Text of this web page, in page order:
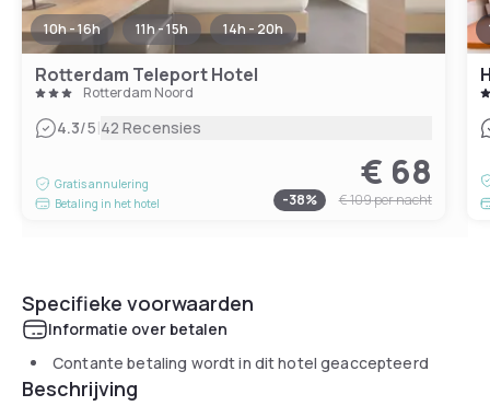
10h - 16h 11h - 15h 14h - 20h
Rotterdam Teleport Hotel
Rotterdam Noord
4.3/5|42 Recensies
Gratis annulering
Betaling in het hotel
€ 68
-38% € 109per nacht
Specifieke voorwaarden
Informatie over betalen
Contante betaling wordt in dit hotel geaccepteerd
Beschrijving